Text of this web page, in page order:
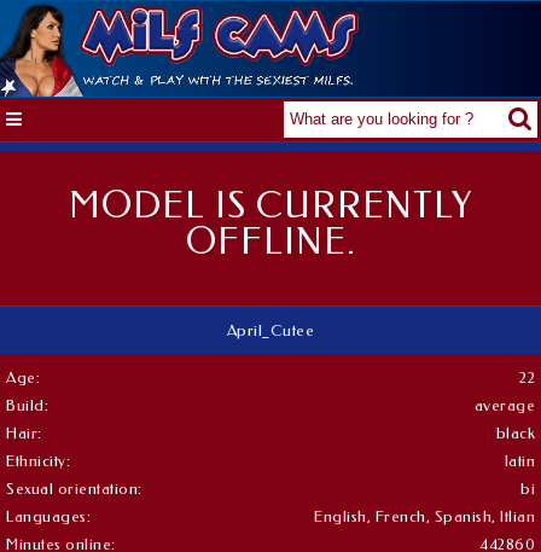
MODEL IS CURRENTLY
OFFLINE.
April_Cutee
Age:
Build:
Hair:
Ethnicity:
Sexual orientation:
Languages:
Minutes online:
22
average
black
latin
bi
English, French, Spanish, Itlian
442860